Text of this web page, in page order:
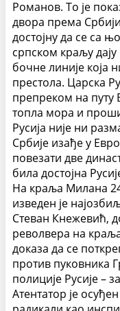
Романов. То је
двора према
достојну да се са
српском краљу
бочне линије која
престола. Царска
препреком на путу
топла мора и
Русија није ни
Србије изађе у
повезати две
била достојна
На краља Милана
изведен је
Стеван Кнежевић,
револвера на
доказа да се
против пуковника
полиције Русије –
Атентатор је